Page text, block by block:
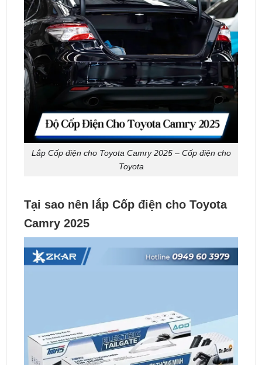
Lắp Cốp điện cho Toyota Camry 2025 – Cốp điện cho
Toyota
Tại sao nên lắp Cốp điện cho Toyota